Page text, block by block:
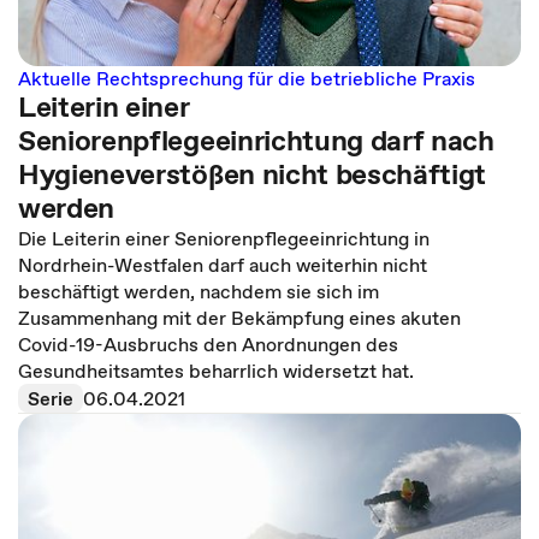
Aktuelle Rechtsprechung für die betriebliche Praxis
Leiterin einer
Seniorenpflegeeinrichtung darf nach
Hygieneverstößen nicht beschäftigt
werden
Die Leiterin einer Seniorenpflegeeinrichtung in
Nordrhein-Westfalen darf auch weiterhin nicht
beschäftigt werden, nachdem sie sich im
Zusammenhang mit der Bekämpfung eines akuten
Covid-19-Ausbruchs den Anordnungen des
Gesundheitsamtes beharrlich widersetzt hat.
Serie 06.04.2021